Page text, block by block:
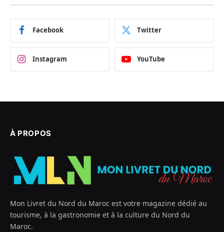
Facebook Twitter
Instagram YouTube
À PROPOS
Mon Livret du Nord du Maroc est votre magazine dédié au
tourisme, à la gastronomie et à la culture du Nord du
Maroc.